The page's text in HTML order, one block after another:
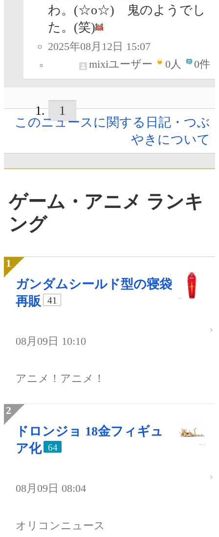
わ。(☆o☆) 鬼のようでし
た。(笑)
2025年08月12日 15:07
mixiユーザー
0人 0件
1
このニュースに関する日記・つぶ
やきについて
ゲーム・アニメ ランキ
ング
ガンダムシールド型の寝袋
再販
41
08月09日 10:10
アニメ！アニメ！
ドロンジョ 18金フィギュ
ア化
64
08月09日 08:04
オリコンニュース